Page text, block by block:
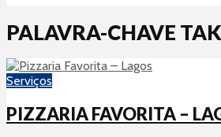
PALAVRA-CHAVE
Serviços
PIZZARIA FAVORITA –